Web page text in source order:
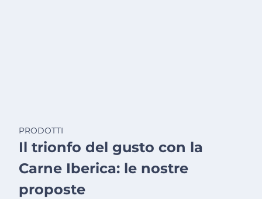
PRODOTTI
Il trionfo del gusto con la
Carne Iberica: le nostre
proposte